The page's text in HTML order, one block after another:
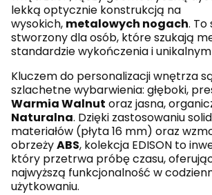
lekką optycznie konstrukcją na
wysokich, metalowych nogach.
stworzony dla osób, które szukają
standardzie wykończenia i
Kluczem do personalizacji wnętrza
szlachetne wybarwienia: głęboki,
Warmia Walnut oraz jasna,
Naturalna. Dzięki zastosowaniu
materiałów (płyta 16 mm) oraz
obrzeżyABS, kolekcja EDISON to
który przetrwa próbę czasu,
najwyższą funkcjonalność w
użytkowaniu.